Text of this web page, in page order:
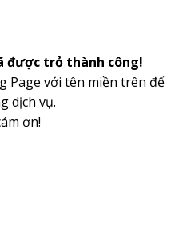
được trỏ thành công!
Page với tên miền trên để
dịch vụ.
ơn!